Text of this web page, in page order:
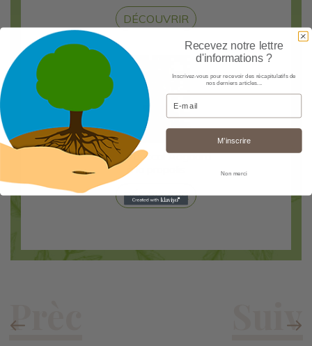
DÉCOUVRIR
Spray buccal Aagaard
à la propolis
DÉCOUVRIR
Recevez notre lettre
d'informations ?
Inscrivez-vous pour recevoir des récapitulatifs de
nos derniers articles...
Email
M’inscrire
Non merci